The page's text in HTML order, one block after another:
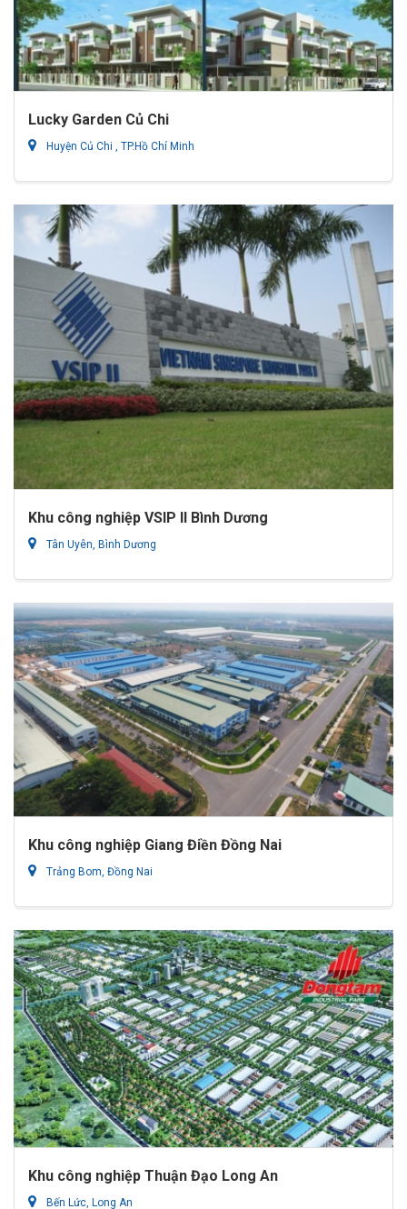
Lucky Garden Củ Chi
Huyện Củ Chi , TP.Hồ Chí Minh
Khu công nghiệp VSIP II Bình Dương
Tân Uyên, Bình Dương
Khu công nghiệp Giang Điền Đồng Nai
Trảng Bom, Đồng Nai
Khu công nghiệp Thuận Đạo Long An
Bến Lức, Long An